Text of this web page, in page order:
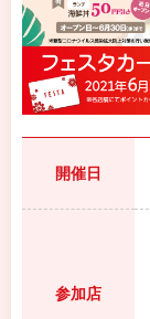
開催日
参加店